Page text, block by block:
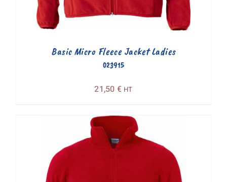
023915
Basic Micro Fleece Jacket Ladies
21,50 € HT